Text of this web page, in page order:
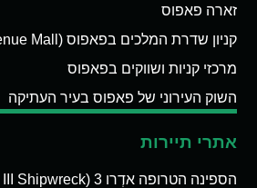
זארה פאפוס
קניון שדרת המלכים בפאפוס (Kings Avenue Mall)
מרכזי קניות ושווקים בפאפוס
השוק העירוני של פאפוס בעיר העתיקה
אתרי תיירות
הספינה הטרופה אדְרו 3 (Edro III Shipwreck) בפאפוס